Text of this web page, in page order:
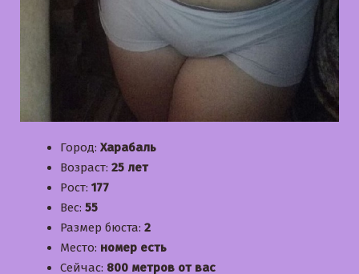
Город: Харабаль
Возраст: 25 лет
Рост: 177
Вес: 55
Размер бюста: 2
Место: номер есть
Сейчас: 800 метров от вас